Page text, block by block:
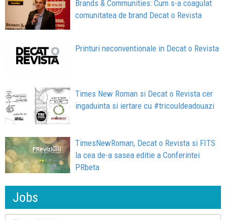
Brands & Communities: Cum s-a coagulat
comunitatea de brand Decat o Revista
Printuri neconventionale in Decat o Revista
Times New Roman si Decat o Revista cer
ingaduinta si iertare cu #tricouldeadouazi
TimesNewRoman, Decat o Revista si FITS
la cea de-a sasea editie a Conferintei
PRbeta
Jobs